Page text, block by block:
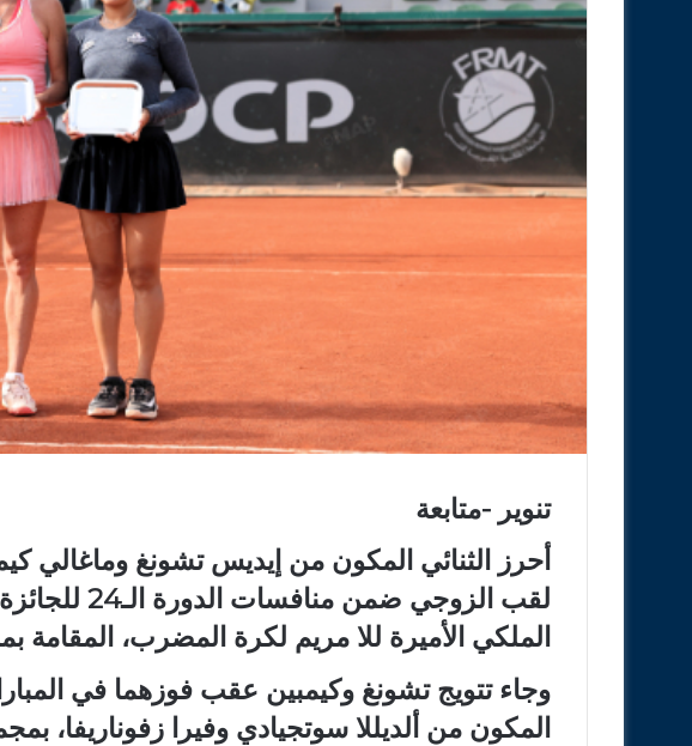
تنوير -متابعة
أحرز الثنائي المكون من إيديس تشونغ وماغالي
لقب الزوجي
الملكي الأميرة للا مريم لكرة المضرب، المقامة
وجاء تتويج تشونغ وكيمبين عقب فوزهما في